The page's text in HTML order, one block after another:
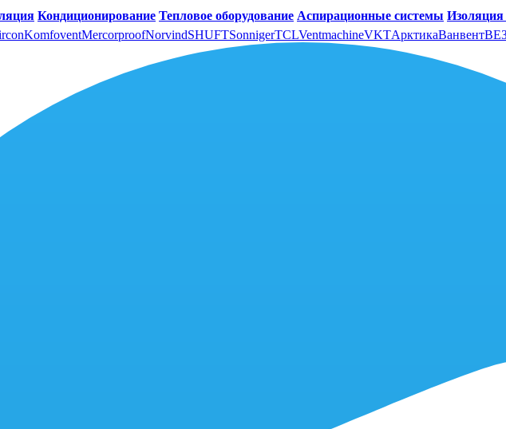
Кондиционирование Тепловое оборудование Аспирационные системы Изоляция
KomfoventMercorproofNorvindSHUFTSonnigerTCLVentmachineVKTАрктикаВанвент